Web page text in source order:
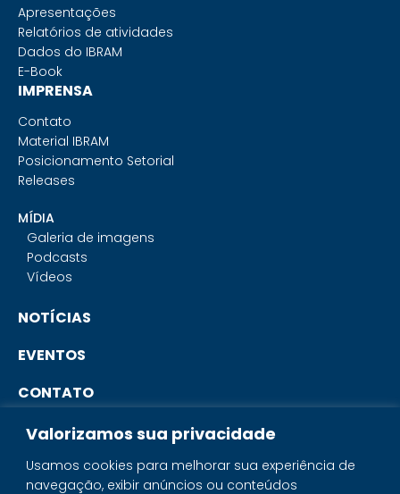
Valorizamos sua privacidade
Usamos cookies para melhorar sua experiência de
navegação, exibir anúncios ou conteúdos
Apresentações
Relatórios de atividades
Dados do IBRAM
E-Book
IMPRENSA
Contato
Material IBRAM
Posicionamento Setorial
Releases
MÍDIA
Galeria de imagens
Podcasts
Vídeos
NOTÍCIAS
EVENTOS
CONTATO
PORTAL DO ASSOCIADO